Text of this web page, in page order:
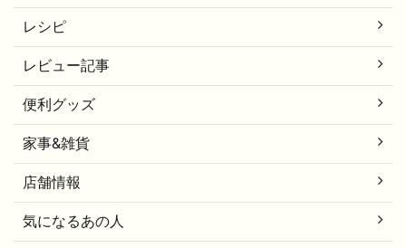
レシピ
レビュー記事
便利グッズ
家事&雑貨
店舗情報
気になるあの人